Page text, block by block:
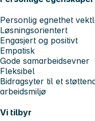
Personlig egnethet
Løsningsorientert
Engasjert og positivt
Empatisk
Gode samarbeidsevner
Fleksibel
Bidragsyter til et
arbeidsmiljø
Vi tilbyr